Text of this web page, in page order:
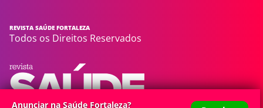
Anunciar na Saúde Fortaleza?
REVISTA SAÚDE FORTALEZA
Todos os Direitos Reservados